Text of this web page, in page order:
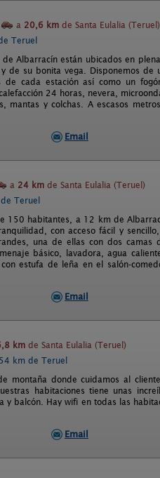
a 20,6 km de Santa Eulalia (Teruel)
Teruel
Albarracín están ubicados en
de su bonita vega. Disponemos
cada estación así como un
24 horas, nevera,
mantas y colchas. A escasos
Email
a 24 km de Santa Eulalia (Teruel)
Teruel
150 habitantes, a 12 km de
con acceso fácil y
una de ellas con dos
básico, lavadora, agua
estufa de leña en el salón-
Email
km de Santa Eulalia (Teruel)
54 km de Teruel
montaña donde cuidamos al
habitaciones tiene unas
y balcón. Hay wifi en todas las
Email